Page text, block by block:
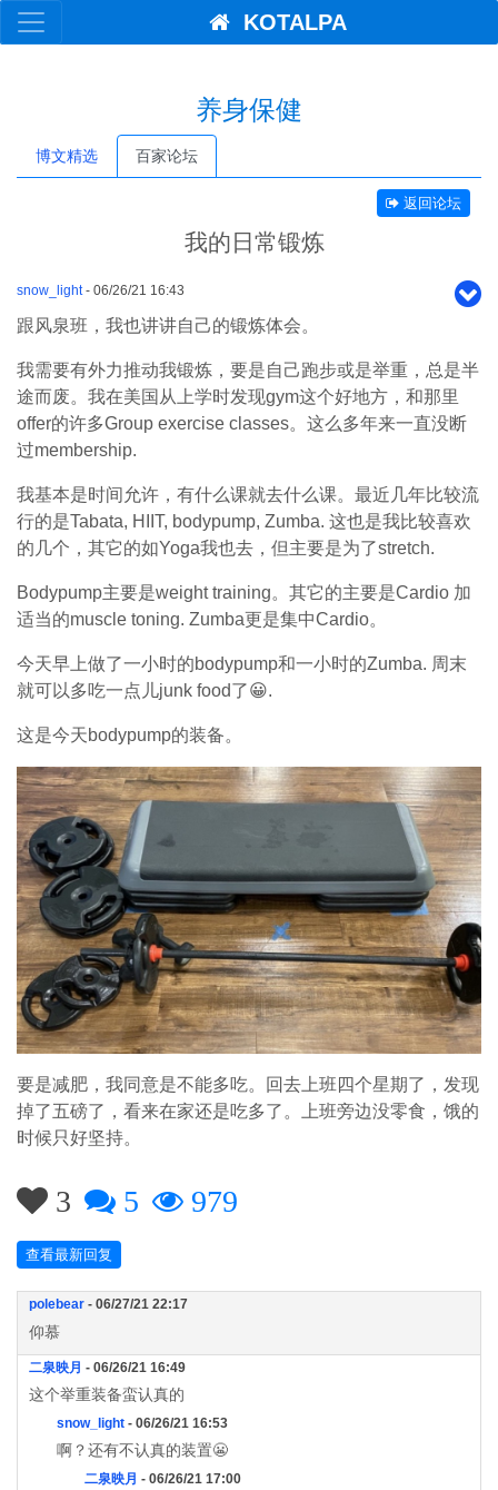
KOTALPA
养身保健
博文精选 百家论坛
返回论坛
我的日常锻炼
snow_light- 06/26/21 16:43
跟风泉班，我也讲讲自己的锻炼体会。
我需要有外力推动我锻炼，要是自己跑步或是举重，总是半
途而废。我在美国从上学时发现gym这个好地方，和那里
offer的许多Group exercise classes。这么多年来一直没断
过membership.
我基本是时间允许，有什么课就去什么课。最近几年比较流
行的是Tabata, HIIT, bodypump, Zumba. 这也是我比较喜欢
的几个，其它的如Yoga我也去，但主要是为了stretch.
Bodypump主要是weight training。其它的主要是Cardio 加
适当的muscle toning. Zumba更是集中Cardio。
今天早上做了一小时的bodypump和一小时的Zumba. 周末
就可以多吃一点儿junk food了😀.
这是今天bodypump的装备。
要是减肥，我同意是不能多吃。回去上班四个星期了，发现
掉了五磅了，看来在家还是吃多了。上班旁边没零食，饿的
时候只好坚持。
3 5 979
查看最新回复
polebear - 06/27/21 22:17
仰慕
二泉映月 - 06/26/21 16:49
这个举重装备蛮认真的
snow_light - 06/26/21 16:53
啊？还有不认真的装置😬
二泉映月 - 06/26/21 17:00